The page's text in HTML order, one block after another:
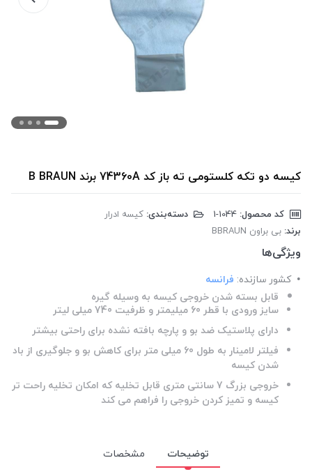
کیسه دو تکه کلستومی ته باز کد 74360A برند B BRAUN
کد محصول: دسته‌بندی: کیسه ادرار
برند: بی براون BBRAUN
ویژگی‌ها
کشور سازنده: فرانسه
قابل بسته شدن خروجی کیسه به وسیله گیره
سایز ورودی با قطر 60 میلیمتر و ظرفیت 740 میلی لیتر
دارای پلاستیک ضد بو و پارچه بافته نشده برای راحتی بیشتر
فیلتر لامینار به طول 60 میلی متر برای کاهش بو و جلوگیری از باد
شدن کیسه
خروجی بزرگ 7 سانتی متری قابل تخلیه که امکان تخلیه راحت تر
کیسه و تمیز کردن خروجی را فراهم می کند
توضیحات مشخصات